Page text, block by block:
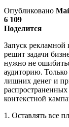
Опубликовано
6 109
Поделится
Запуск рекламной
решит задачи
нужно не
аудиторию.
лишних денег и
контекстной
1. Оставлять все